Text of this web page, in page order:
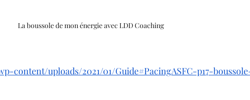
La boussole de mon énergie avec LDD Coaching
content/uploads/2021/01/Guide#PacingASFC-p17-